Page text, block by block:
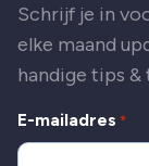
Schrijf je in
elke maand
handige tips &
E-mailadres *